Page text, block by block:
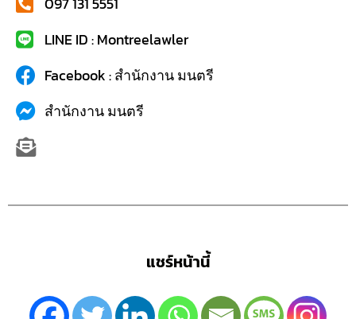
LINE ID : Montreelawler
Facebook : สำนักงาน มนตรี
สำนักงาน มนตรี
แชร์หน้านี้